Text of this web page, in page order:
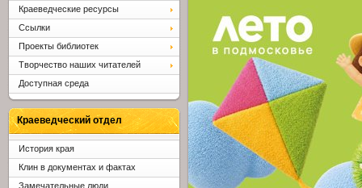
Краеведческие ресурсы
Ссылки
Проекты библиотек
Творчество наших читателей
Доступная среда
Краеведческий отдел
История края
Клин в документах и фактах
Замечательные люди